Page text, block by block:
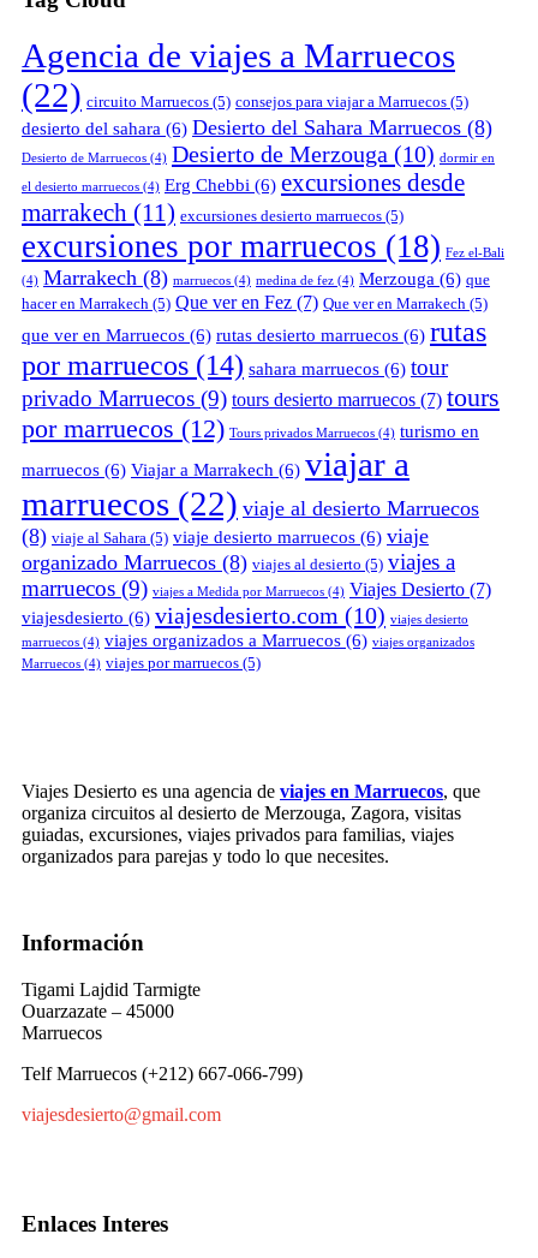
Agencia de viajes a Marruecos
(22) circuito Marruecos (5) consejos para viajar a Marruecos (5)
desierto del sahara (6) Desierto del Sahara Marruecos (8)
Desierto de Marruecos (4) Desierto de Merzouga (10) dormir en
el desierto marruecos (4) Erg Chebbi (6) excursiones desde
marrakech (11) excursiones desierto marruecos (5)
excursiones por marruecos (18) Fez el-Bali
(4) Marrakech (8) marruecos (4) medina de fez (4) Merzouga (6) que
hacer en Marrakech (5) Que ver en Fez (7) Que ver en Marrakech (5)
que ver en Marruecos (6) rutas desierto marruecos (6) rutas
por marruecos (14) sahara marruecos (6) tour
privado Marruecos (9) tours desierto marruecos (7) tours
por marruecos (12) Tours privados Marruecos (4) turismo en
marruecos (6) Viajar a Marrakech (6) viajar a
marruecos (22) viaje al desierto Marruecos
(8) viaje al Sahara (5) viaje desierto marruecos (6) viaje
organizado Marruecos (8) viajes al desierto (5) viajes a
marruecos (9) viajes a Medida por Marruecos (4) Viajes Desierto (7)
viajesdesierto (6) viajesdesierto.com (10) viajes desierto
marruecos (4) viajes organizados a Marruecos (6) viajes organizados
Marruecos (4) viajes por marruecos (5)
Viajes Desierto es una agencia de viajes en Marruecos, que
organiza circuitos al desierto de Merzouga, Zagora, visitas
guiadas, excursiones, viajes privados para familias, viajes
organizados para parejas y todo lo que necesites.
Información
Tigami Lajdid Tarmigte
Ouarzazate – 45000
Marruecos
Telf Marruecos (+212) 667-066-799)
viajesdesierto@gmail.com
Enlaces Interes